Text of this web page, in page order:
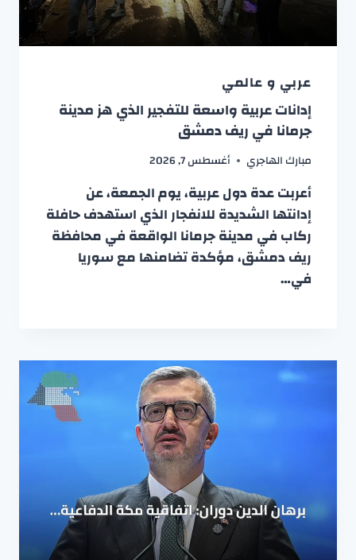
عربي و عالمي
إدانات عربية واسعة للتفجير الذي هز مدينة
جرمانا في ريف دمشق
مبارك الهاجري أغسطس 7, 2026
أعربت عدة دول عربية، يوم الجمعة، عن
إدانتها الشديدة للانفجار الذي استهدف حافلة
ركاب في مدينة جرمانا الواقعة في محافظة
ريف دمشق، مؤكدة تضامنها مع سوريا
في…